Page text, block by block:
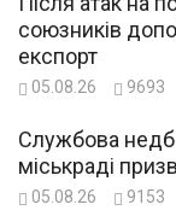
союзників
експорт
05.08.26 9693
Службова
міськраді
05.08.26 9153